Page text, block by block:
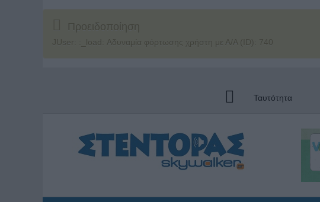
Προειδοποίηση
JUser: :_load: Αδυναμία φόρτωσης χρήστη με Α/Α (ID): 740
Ταυτότητα